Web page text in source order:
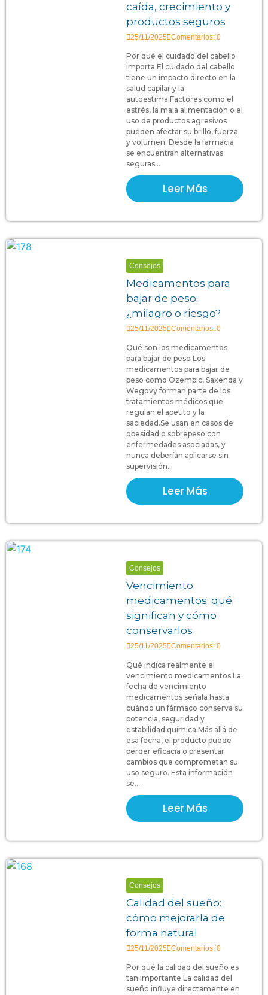
caída, crecimiento y
productos seguros
25/11/2025 Comentarios: 0
Por qué el cuidado del cabello
importa El cuidado del cabello
tiene un impacto directo en la
salud capilar y la
autoestima.Factores como el
estrés, la mala alimentación o el
uso de productos agresivos
pueden afectar su brillo, fuerza
y volumen. Desde la farmacia
se encuentran alternativas
seguras...
Leer Más
Consejos
Medicamentos para
bajar de peso:
¿milagro o riesgo?
25/11/2025 Comentarios: 0
Qué son los medicamentos
para bajar de peso Los
medicamentos para bajar de
peso como Ozempic, Saxenda y
Wegovy forman parte de los
tratamientos médicos que
regulan el apetito y la
saciedad.Se usan en casos de
obesidad o sobrepeso con
enfermedades asociadas, y
nunca deberían aplicarse sin
supervisión...
Leer Más
Consejos
Vencimiento
medicamentos: qué
significan y cómo
conservarlos
25/11/2025 Comentarios: 0
Qué indica realmente el
vencimiento medicamentos La
fecha de vencimiento
medicamentos señala hasta
cuándo un fármaco conserva su
potencia, seguridad y
estabilidad química.Más allá de
esa fecha, el producto puede
perder eficacia o presentar
cambios que comprometan su
uso seguro. Esta información
se...
Leer Más
Consejos
Calidad del sueño:
cómo mejorarla de
forma natural
25/11/2025 Comentarios: 0
Por qué la calidad del sueño es
tan importante La calidad del
sueño influye directamente en